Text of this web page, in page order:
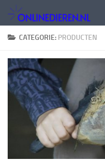
Doorgaan naar inhoud
CATEGORIE: PRODUCTEN